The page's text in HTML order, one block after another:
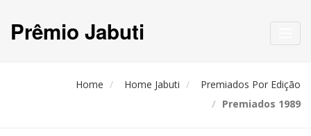
Prêmio Jabuti
Home Home Jabuti
Premiados Por Edição
Premiados 1989